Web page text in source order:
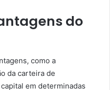
do
como a
da carteira de
em determinadas